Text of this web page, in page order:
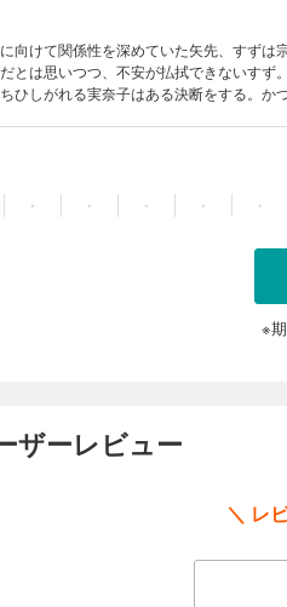
向けて関係性を深めていた矢先、すずは
とは思いつつ、不安が払拭できないすず
ひしがれる実奈子はある決断をする。か
・ ・ ・ ・ ・
※
ザーレビュー
＼ レ